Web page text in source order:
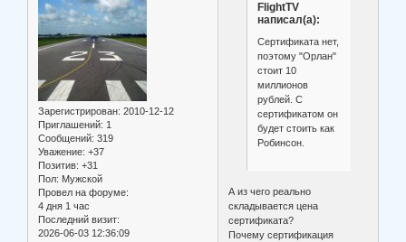
Зарегистрирован: 2010-12-12
Приглашений: 1
Сообщений: 319
Уважение: +37
Позитив: +31
Пол: Мужской
Провел на форуме:
4 дня 1 час
Последний визит:
2026-06-03 12:36:09
FlightTV
написал(а):
Сертификата нет,
поэтому "Орлан"
стоит 10
миллионов
рублей. С
сертификатом он
будет стоить как
Робинсон.
А из чего реально
складывается цена
сертификата?
Почему сертификация